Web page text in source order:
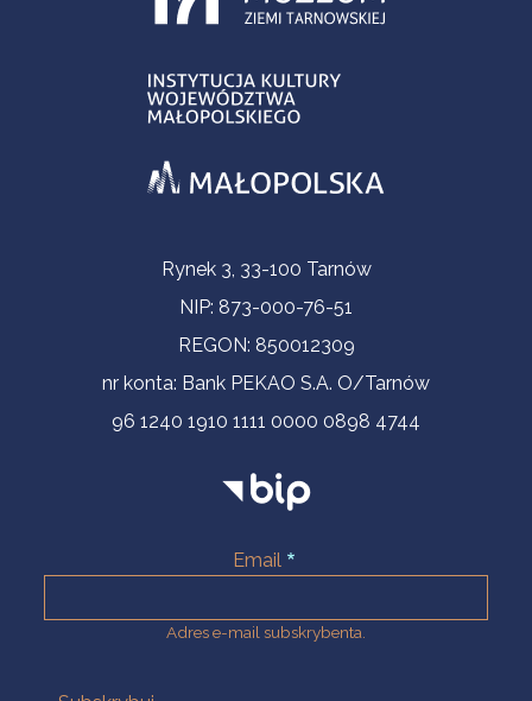
Informacje kontaktoweRynek 3, 33-100 Tarnów
NIP: 873-000-76-51
REGON: 850012309
nr konta: Bank PEKAO S.A. O/Tarnów
96 1240 1910 1111 0000 0898 4744
Email
Adres e-mail subskrybenta.